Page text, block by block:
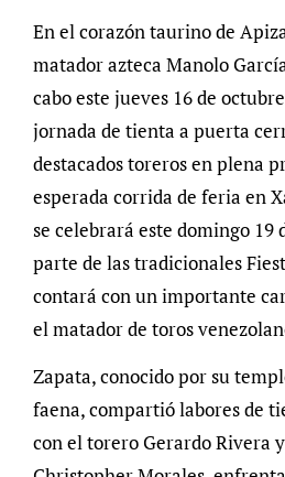
En el corazón taurino de
matador azteca Manolo
cabo este jueves 16 de
jornada de tienta a puerta
destacados toreros en plena
esperada corrida de feria en
se celebrará este domingo 19
parte de las tradicionales
contará con un importante
el matador de toros
Zapata, conocido por su
faena, compartió labores de
con el torero Gerardo Rivera